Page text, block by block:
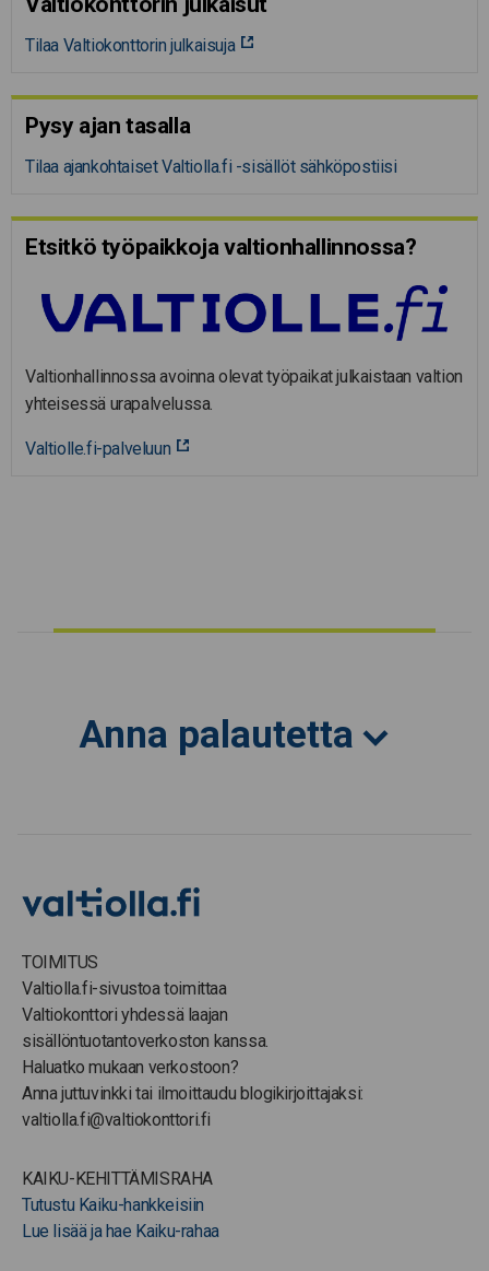
Tilaa Valtiokonttorin julkaisuja
Pysy ajan tasalla
Tilaa ajankohtaiset Valtiolla.fi -sisällöt sähköpostiisi
Etsitkö työpaikkoja valtion­hal­lin­nossa?
Valtionhallinnossa avoinna olevat työpaikat julkaistaan valtion
yhteisessä urapalvelussa.
Valtiolle.fi-palveluun
Anna palautetta
TOIMITUS
Valtiolla.fi-sivustoa toimittaa
Valtiokonttori yhdessä laajan
sisällöntuotantoverkoston kanssa.
Haluatko mukaan verkostoon?
Anna juttuvinkki tai ilmoittaudu blogikirjoittajaksi:
valtiolla.fi@valtiokonttori.fi
KAIKU-KEHITTÄMISRAHA
Tutustu Kaiku-hankkeisiin
Lue lisää ja hae Kaiku-rahaa